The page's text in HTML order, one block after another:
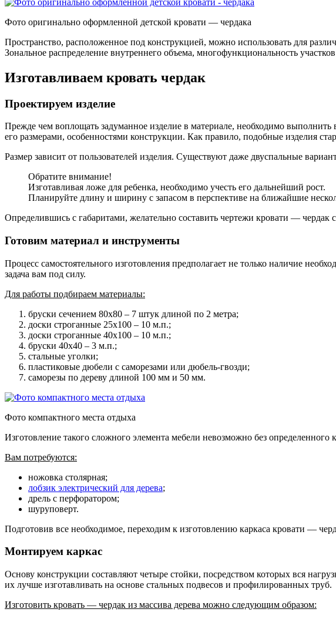
Фото оригинально оформленной детской кровати — чердака
Пространство, расположенное под конструкцией, можно использовать для
Зональное распределение внутреннего объема, многофункциональность
Изготавливаем кровать чердак
Проектируем изделие
Прежде чем воплощать задуманное изделие в материале, необходимо выполнить
его размерами, особенностями конструкции. Как правило, подобные изделия
Размер зависит от пользователей изделия. Существуют даже двуспальные
Обратите внимание!
Изготавливая ложе для ребенка, необходимо учесть его дальнейший рост.
Планируйте длину и ширину с запасом в перспективе на ближайшие
Определившись с габаритами, желательно составить чертежи кровати —
Готовим материал и инструменты
Процесс самостоятельного изготовления предполагает не только наличие
задача вам под силу.
Для работы подбираем материалы:
бруски сечением 80х80 – 7 штук длиной по 2 метра;
доски строганные 25х100 – 10 м.п.;
доски строганные 40х100 – 10 м.п.;
бруски 40х40 – 3 м.п.;
стальные уголки;
пластиковые дюбели с саморезами или дюбель-гвозди;
саморезы по дереву длиной 100 мм и 50 мм.
Фото компактного места отдыха
Изготовление такого сложного элемента мебели невозможно без определенного
Вам потребуются:
ножовка столярная;
лобзик электрический для дерева;
дрель с перфоратором;
шуруповерт.
Подготовив все необходимое, переходим к изготовлению каркаса кровати —
Монтируем каркас
Основу конструкции составляют четыре стойки, посредством которых вся
их лучше изготавливать на основе стальных подвесов и профилированных труб.
Изготовить кровать — чердак из массива дерева можно следующим образом: